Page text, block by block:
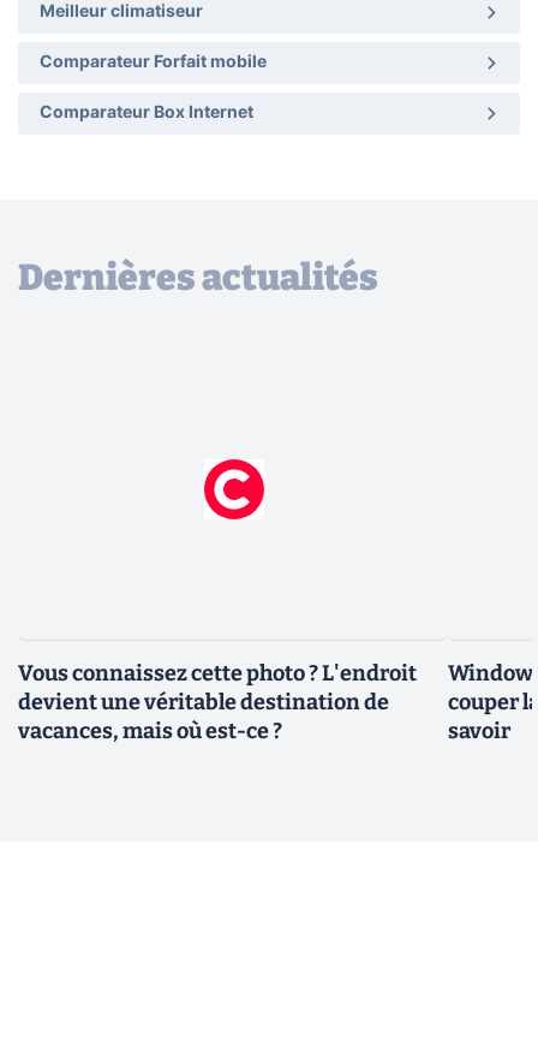
Meilleur climatiseur
Comparateur Forfait mobile
Comparateur Box Internet
Dernières actualités
Vous connaissez cette photo ? L'endroit
devient une véritable destination de
vacances, mais où est-ce ?
couper
savoir